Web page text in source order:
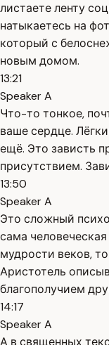
листаете ленту
натыкаетесь на
который с
новым домом.
13:21
Speaker A
Что-то тонкое,
ваше сердце.
ещё. Это зависть
присутствием.
13:50
Speaker A
Это сложный
сама
мудрости веков,
Аристотель
благополучием
14:17
Speaker A
А в священных